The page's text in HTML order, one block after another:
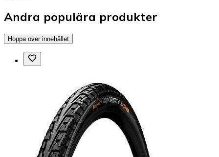
Andra populära produkter
Hoppa över innehållet